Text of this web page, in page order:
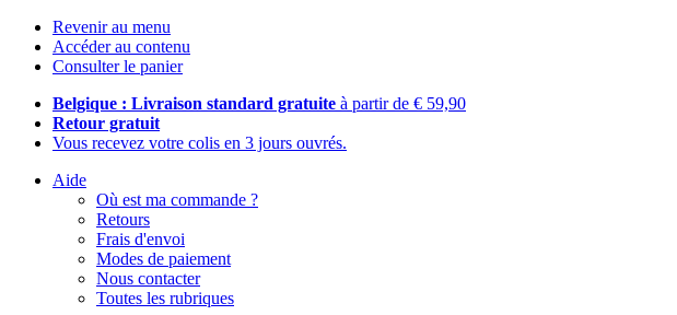
Revenir au menu
Accéder au contenu
Consulter le panier
Belgique : Livraison standard gratuite à partir de € 59,90
Retour gratuit
Vous recevez votre colis en 3 jours ouvrés.
Aide
Où est ma commande ?
Retours
Frais d'envoi
Modes de paiement
Nous contacter
Toutes les rubriques